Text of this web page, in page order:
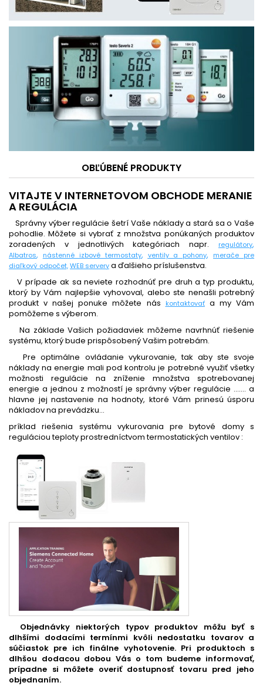
OBĽÚBENÉ PRODUKTY
VITAJTE V INTERNETOVOM OBCHODE MERANIE
A REGULÁCIA
Správny výber regulácie šetrí Vaše náklady a stará sa o Vaše
pohodlie. Môžete si vybrať z množstva ponúkaných produktov
zoradených v jednotlivých kategóriach napr.
regulátory,
Albatros, nástenné izbové termostaty, ventily a pohony,
merače pre
diaľkový odpočet,WEB serverya ďalšieho príslušenstva.
V prípade ak sa neviete rozhodnúť pre druh a typ produktu,
ktorý by Vám najlepšie vyhovoval, alebo ste nenašli potrebný
produkt v našej ponuke môžete nás
kontaktovať a my Vám
pomôžeme s výberom.
Na základe Vašich požiadaviek môžeme navrhnúť riešenie
systému, ktorý bude prispôsobený Vašim potrebám.
Pre optimálne ovládanie vykurovanie, tak aby ste svoje
náklady na energie mali pod kontrolu je potrebné využiť všetky
možnosti regulácie na zníženie množstva spotrebovanej
energie a jednou z možností je správny výber regulácie ....... a
hlavne jej nastavenie na hodnoty, ktoré Vám prinesú úsporu
nákladov na prevádzku...
príklad riešenia systému vykurovania pre bytové domy s
reguláciou teploty prostredníctvom termostatických ventilov :
Objednávky niektorých typov produktov môžu byť s
dlhšími dodacími termínmi kvôli nedostatku tovarov a
súčiastok pre ich finálne vyhotovenie. Pri produktoch s
dlhšou dodacou dobou Vás o tom budeme informovať,
prípadne si môžete overiť dostupnosť tovaru pred jeho
objednaním.